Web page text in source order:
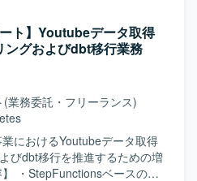
やクラウド移行のスキルを高
リア形成にもつながるポジシ
ータベースを用いたデータ基
、Next.jsなどを利用したア
ールによるデータ可視化を行
話フローを構築していただき
のタスク分解やツール連携、
ント精度向上のための評価指
RAG最適化などにも携わって
自らキャッチアップしながら
る方を求めております。チー
自走的に課題を発見し解決へ
】 音声
組み合わせたSaaSプロダクト
LLM連携やRAG最適化など先
ト】Youtubeデータ取得
ングおよびdbt移行業務
(業務委託・フリーランス)
におけるYoutubeデータ取得
びdbt移行を推進するための増